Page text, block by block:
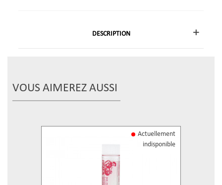
DESCRIPTION
VOUS AIMEREZ AUSSI
Actuellement
indisponible